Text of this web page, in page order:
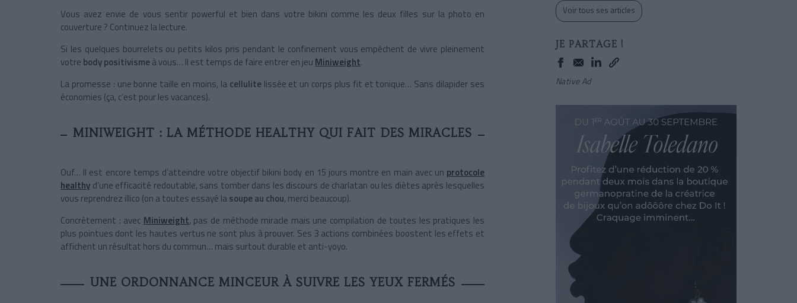
Vous avez envie de vous sentir powerful et bien dans votre bikini comme les deux filles sur la photo en
couverture ? Continuez la lecture.
Si les quelques bourrelets ou petits kilos pris pendant le confinement vous empêchent de vivre pleinement
votre body positivismeà vous… Il est temps de faire entrer en jeu Miniweight.
La promesse : une bonne taille en moins, la cellulite lissée et un corps plus fit et tonique… Sans dilapider ses
économies (ça, c’est pour les vacances).
MINIWEIGHT : LA MÉTHODE HEALTHY QUI FAIT DES MIRACLES
Ouf… Il est encore temps d’atteindre votre objectif bikini body en 15 jours montre en main avec un protocole
healthy d’une efficacité redoutable, sans tomber dans les discours de charlatan ou les diètes après lesquelles
vous reprendrez illico (on a toutes essayé lasoupe au chou, merci beaucoup).
Concrètement : avec Miniweight, pas de méthode miracle mais une compilation de toutes les pratiques les
plus pointues dont les hautes vertus ne sont plus à prouver. Ses 3 actions combinées boostent les effets et
affichent un résultat hors du commun… mais surtout durable et anti-yoyo.
UNE ORDONNANCE MINCEUR À SUIVRE LES YEUX FERMÉS
Voir tous ses articles
JE PARTAGE !
Native Ad